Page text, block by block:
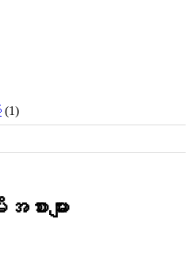
(1)
းများ